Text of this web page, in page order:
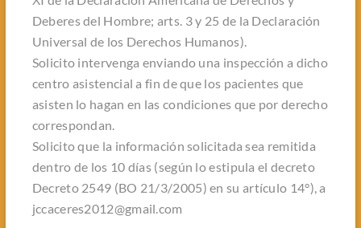
Deberes del Hombre; arts. 3 y 25 de la Declaración
Universal de los Derechos Humanos).
Solicito intervenga enviando una inspección a dicho
centro asistencial a fin de que los pacientes que
asisten lo hagan en las condiciones que por derecho
correspondan.
Solicito que la información solicitada sea remitida
dentro de los 10 días (según lo estipula el decreto
Decreto 2549 (BO 21/3/2005) en su artículo 14°), a
jccaceres2012@gmail.com